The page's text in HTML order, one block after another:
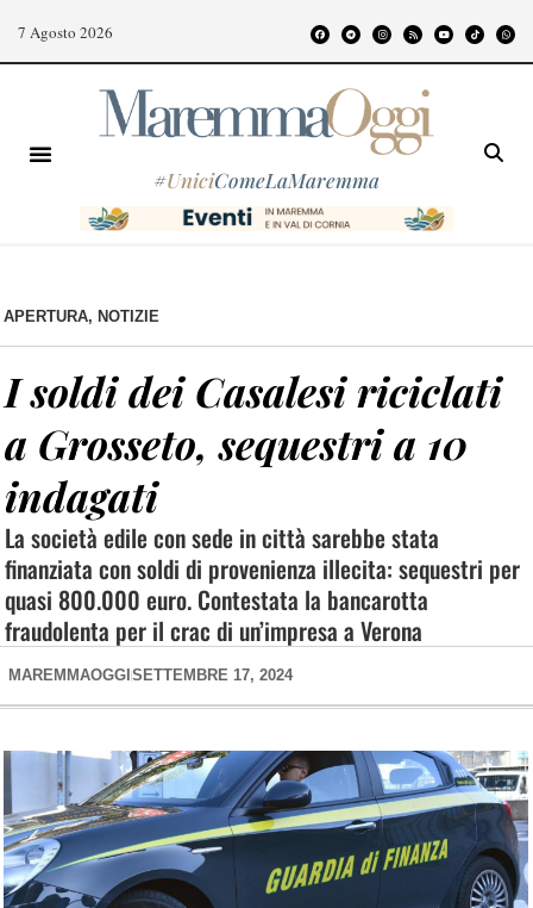
7 Agosto 2026
#UniciComeLaMaremma
APERTURA, NOTIZIE
I soldi dei Casalesi riciclati
a Grosseto, sequestri a 10
indagati
La società edile con sede in città sarebbe stata
finanziata con soldi di provenienza illecita: sequestri per
quasi 800.000 euro. Contestata la bancarotta
fraudolenta per il crac di un’impresa a Verona
MAREMMAOGGI SETTEMBRE 17, 2024